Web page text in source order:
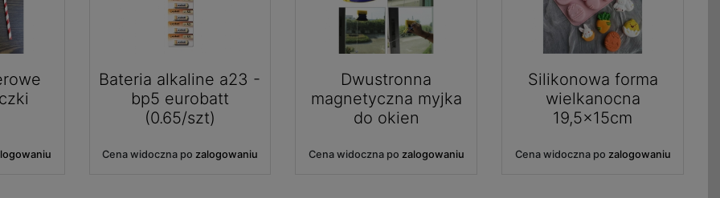
Bateria alkaline a23 -
bp5 eurobatt
(0.65/szt)
Cena widoczna po zalogowaniu
Dwustronna
magnetyczna myjka
do okien
Cena widoczna po zalogowaniu
Silikonowa forma
wielkanocna
19,5x15cm
Cena widoczna po zalogowaniu